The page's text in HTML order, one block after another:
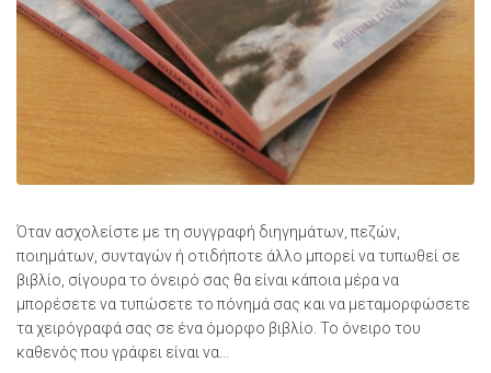
Όταν ασχολείστε με τη συγγραφή διηγημάτων, πεζών,
ποιημάτων, συνταγών ή οτιδήποτε άλλο μπορεί να τυπωθεί σε
βιβλίο, σίγουρα το όνειρό σας θα είναι κάποια μέρα να
μπορέσετε να τυπώσετε το πόνημά σας και να μεταμορφώσετε
τα χειρόγραφά σας σε ένα όμορφο βιβλίο. Το όνειρο του
καθενός που γράφει είναι να...